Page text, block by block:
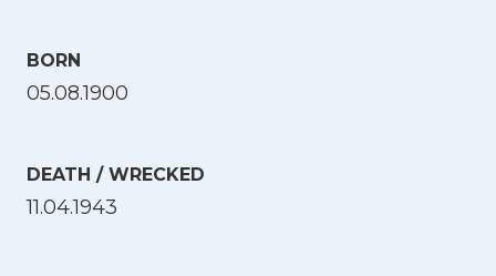
BORN
05.08.1900
DEATH / WRECKED
11.04.1943